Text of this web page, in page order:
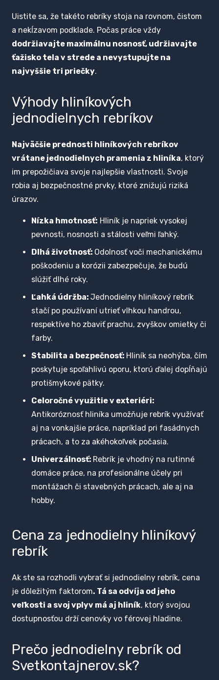
Uistite sa, že takéto rebríky stoja na rovnom, čistom
a nekĺzavom podklade. Počas práce vždy
dodržiavajte maximálnu nosnosť, udržiavajte
ťažisko tela v strede a nevystupujte na
najvyššie tri priečky.
Výhody hliníkových
jednodielnych rebríkov
Najväčšie prednosti hliníkových rebríkov
vrátane jednodielnych pramenia z hliníka, ktorý
im prepožičiava svoje najlepšie vlastnosti. Svoje
robia aj bezpečnostné prvky, ktoré znižujú riziká
úrazov.
Nízka hmotnosť: Hliník je napriek vysokej
pevnosti, nosnosti a stálosti veľmi ľahký.
Dlhá životnosť: Odolnosť voči mechanickému
poškodeniu a korózii zabezpečuje, že budú
slúžiť dlhé roky.
Ľahká údržba: Jednodielny hliníkový rebrík
stačí po používaní utrieť vlhkou handrou,
respektíve ho zbaviť prachu, zvyškov omietky či
farby.
Stabilita a bezpečnosť: Hliník sa neohýba, čím
poskytuje spoľahlivú oporu, ktorú ďalej dopĺňajú
protišmykové pätky.
Celoročné využitie v exteriéri:
Antikoróznosť hliníka umožňuje rebrík využívať
aj na vonkajšie práce, napríklad pri fasádnych
prácach, a to za akéhokoľvek počasia.
Univerzálnosť: Rebrík je vhodný na rutinné
domáce práce, na profesionálne účely pri
montážach či stavebných prácach, ale aj na
hobby.
Cena za jednodielny hliníkový
rebrík
Ak ste sa rozhodli vybrať si jednodielny rebrík, cena
je dôležitým faktorom. Tá sa odvíja od jeho
veľkosti a svoj vplyv má aj hliník, ktorý svojou
dostupnosťou drží cenovky vo férovej hladine.
Prečo jednodielny rebrík od
Svetkontajnerov.sk?